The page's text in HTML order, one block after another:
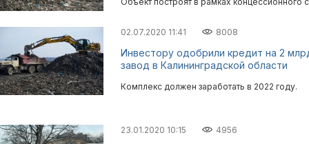
02.07.2020 11:41 8008
Инвестору одобрили кредит на 2
завод в Калининградской области
Комплекс должен заработать в 2022 году.
23.01.2020 10:15 4956